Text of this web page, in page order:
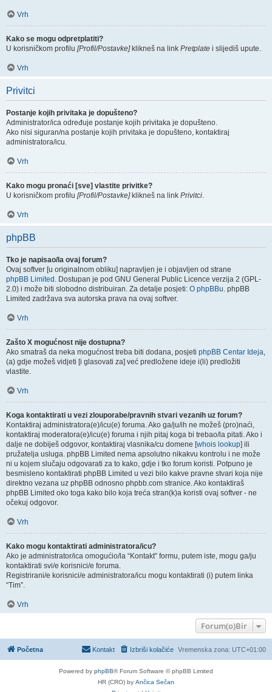
Vrh
Kako se mogu odpretplatiti?
U korisničkom profilu [Profil/Postavke]klikneš na link Pretplate i slijediš upute.
Vrh
Privitci
Postanje kojih privitaka je dopušteno?
Administrator/ica određuje postanje kojih privitaka je dopušteno.
Ako nisi siguran/na postanje kojih privitaka je dopušteno, kontaktiraj
administratora/icu.
Vrh
Kako mogu pronaći [sve] vlastite privitke?
U korisničkom profilu [Profil/Postavke]klikneš na link Privitci.
Vrh
phpBB
Tko je napisao/la ovaj forum?
Ovaj softver [u originalnom obliku] napravljen je i objavljen od strane
phpBB Limited . Dostupan je pod GNU General Public Licence verzija 2 (GPL-
2.0) i može biti slobodno distribuiran. Za detalje posjeti: O phpBBu. phpBB
Limited zadržava sva autorska prava na ovaj softver.
Vrh
Zašto X mogućnost nije dostupna?
Ako smatraš da neka mogućnost treba biti dodana, posjeti phpBB Centar Ideja,
(a) gdje možeš vidjeti [i glasovati za] već predložene ideje i(li) predložiti
vlastite.
Vrh
Koga kontaktirati u vezi zlouporabe/pravnih stvari vezanih uz forum?
Kontaktiraj administratora(e)/icu(e) foruma. Ako ga/ju/ih ne možeš (pro)naći,
kontaktiraj moderatora(e)/icu(e) foruma i njih pitaj koga bi trebao/la pitati. Ako i
dalje ne dobiješ odgovor, kontaktiraj vlasnika/cu domene [whois lookup] ili
pružatelja usluga. phpBB Limited nema apsolutno nikakvu kontrolu i ne može
ni u kojem slučaju odgovarati za to kako, gdje i tko forum koristi. Potpuno je
besmisleno kontaktirati phpBB Limited u vezi bilo kakve pravne stvari koja nije
direktno vezana uz phpBB odnosno phpbb.com stranice. Ako kontaktiraš
phpBB Limited oko toga kako bilo koja treća stran(k)a koristi ovaj softver - ne
očekuj odgovor.
Vrh
Kako mogu kontaktirati administratora/icu?
Ako je administrator/ica omogućio/la “Kontakt” formu, putem iste, mogu ga/ju
kontaktirati svi/e korisnici/e foruma.
Registrirani/e korisnici/e administratora/icu mogu kontaktirati (i) putem linka
“Tim”.
Vrh
Forum(o)Bir
Početna Vremenska zona: UTC+01:00
Izbriši kolačiće
Kontakt
Powered by phpBB® Forum Software © phpBB Limited
HR (CRO) by Ančica Sečan